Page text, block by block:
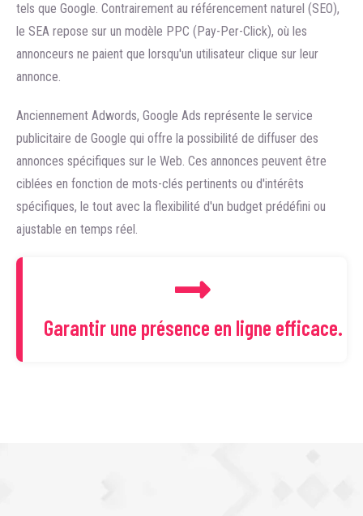
tels que Google. Contrairement au référencement naturel (SEO),
le SEA repose sur un modèle PPC (Pay-Per-Click), où les
annonceurs ne paient que lorsqu'un utilisateur clique sur leur
annonce.
Anciennement Adwords, Google Ads représente le service
publicitaire de Google qui offre la possibilité de diffuser des
annonces spécifiques sur le Web. Ces annonces peuvent être
ciblées en fonction de mots-clés pertinents ou d'intérêts
spécifiques, le tout avec la flexibilité d'un budget prédéfini ou
ajustable en temps réel.
Garantir une présence en ligne efficace.